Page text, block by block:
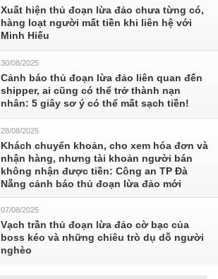
Xuất hiện thủ đoạn lừa đảo chưa từng có,
hàng loạt người mất tiền khi liên hệ với
Minh Hiếu
30/08/2025
Cảnh báo thủ đoạn lừa đảo liên quan đến
shipper, ai cũng có thể trở thành nạn
nhân: 5 giây sơ ý có thể mất sạch tiền!
28/08/2025
Khách chuyển khoản, cho xem hóa đơn và
nhận hàng, nhưng tài khoản người bán
không nhận được tiền: Công an TP Đà
Nẵng cảnh báo thủ đoạn lừa đảo mới
07/08/2025
Vạch trần thủ đoạn lừa đảo cờ bạc của
boss kéo và những chiêu trò dụ dỗ người
nghèo